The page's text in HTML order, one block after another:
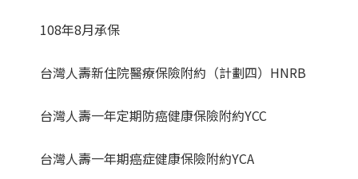
108年8月承保
台灣人壽新住院醫療保險附約（計劃四）HNRB
台灣人壽一年定期防癌健康保險附約YCC
台灣人壽一年期癌症健康保險附約YCA